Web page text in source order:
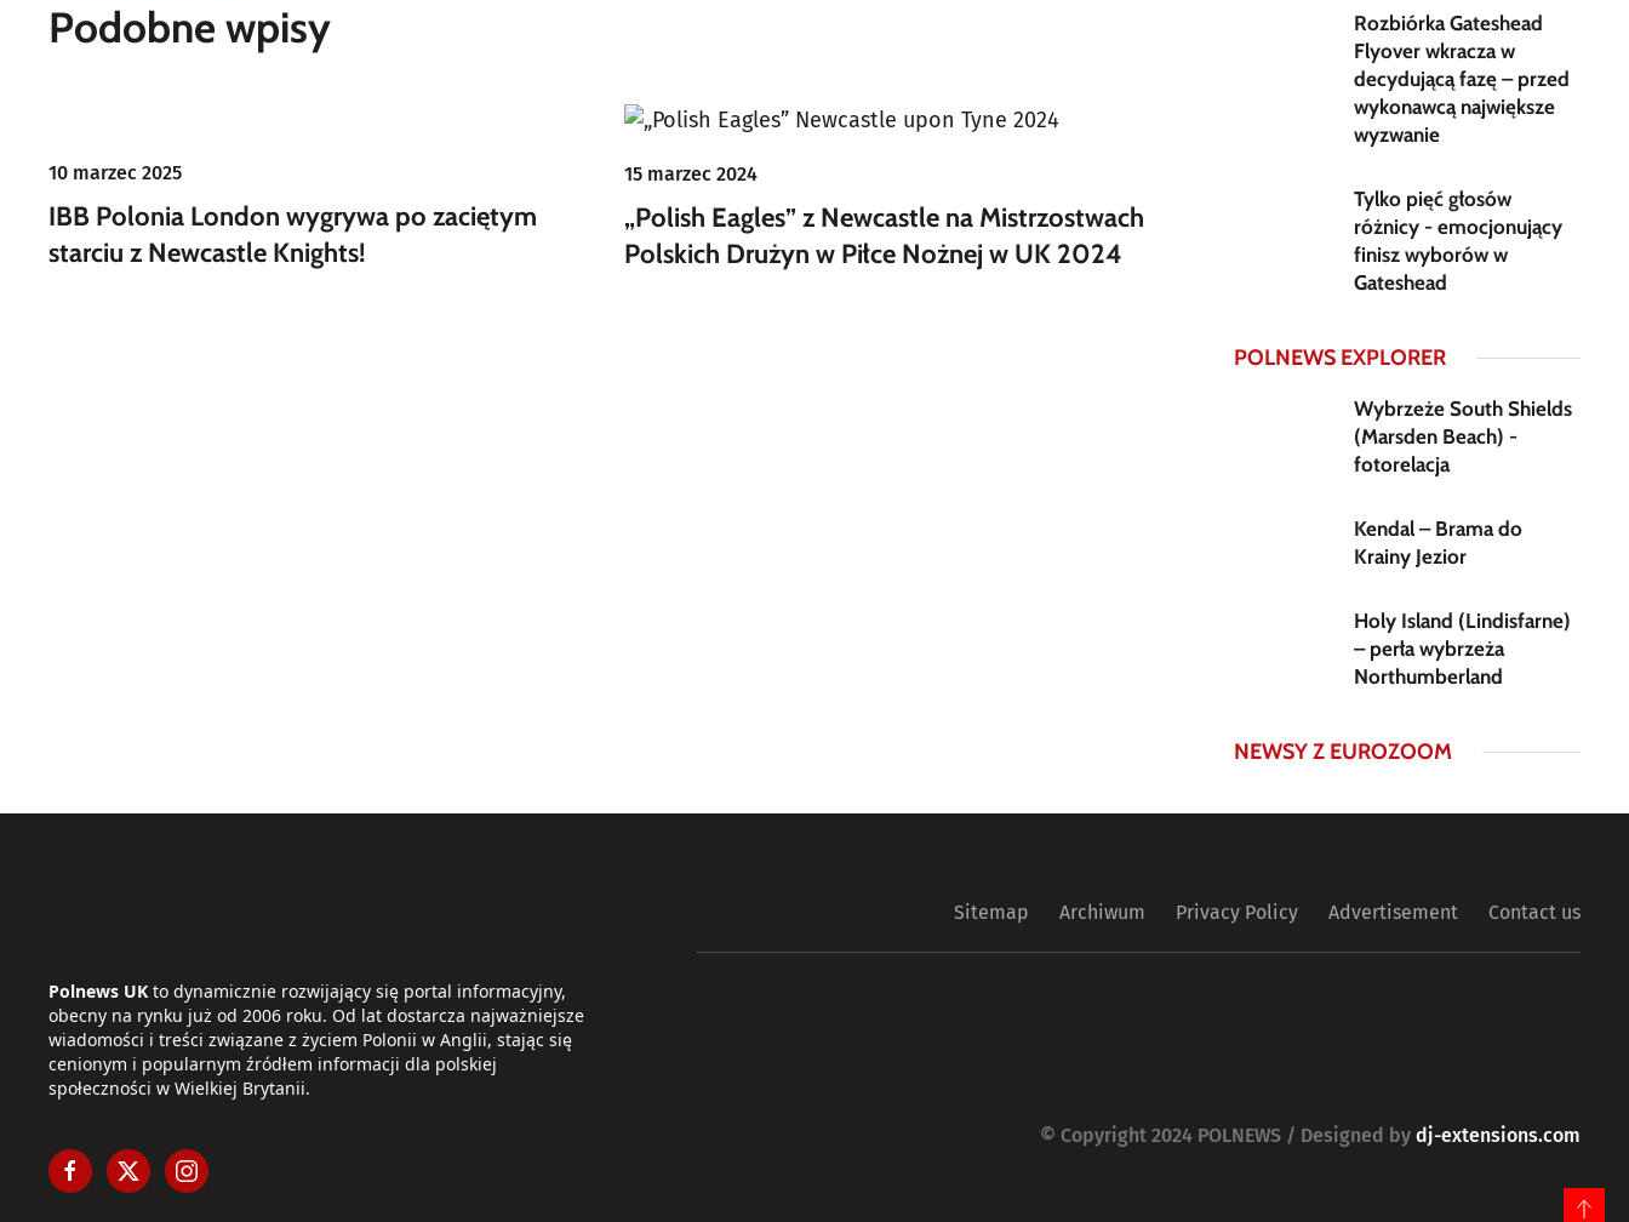
Podobne wpisy
10 marzec 2025
IBB Polonia London wygrywa po zaciętym
starciu z Newcastle Knights!
15 marzec 2024
„Polish Eagles” z Newcastle na Mistrzostwach
Polskich Drużyn w Piłce Nożnej w UK 2024
Rozbiórka Gateshead
Flyover wkracza w
decydującą fazę – przed
wykonawcą największe
wyzwanie
Tylko pięć głosów
różnicy - emocjonujący
finisz wyborów w
Gateshead
POLNEWS EXPLORER
Wybrzeże South Shields
(Marsden Beach) -
fotorelacja
Kendal – Brama do
Krainy Jezior
Holy Island (Lindisfarne)
– perła wybrzeża
Northumberland
NEWSY Z EUROZOOM
Polnews UK to dynamicznie rozwijający się portal informacyjny,
obecny na rynku już od 2006 roku. Od lat dostarcza najważniejsze
wiadomości i treści związane z życiem Polonii w Anglii, stając się
cenionym i popularnym źródłem informacji dla polskiej
społeczności w Wielkiej Brytanii.
Sitemap Archiwum Privacy Policy Advertisement Contact us
© Copyright 2024 POLNEWS / Designed bydj-extensions.com